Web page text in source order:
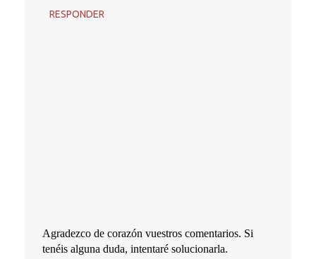
RESPONDER
Agradezco de corazón vuestros comentarios. Si
tenéis alguna duda, intentaré solucionarla.